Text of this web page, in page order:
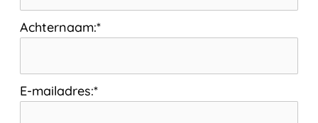
Achternaam:*
E-mailadres:*